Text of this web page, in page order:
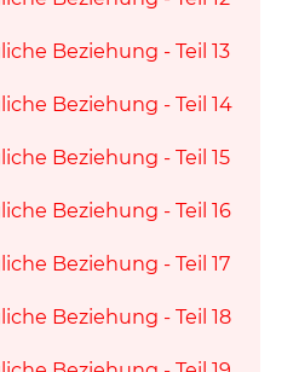
Beziehung - Teil 13
Beziehung - Teil 14
Beziehung - Teil 15
Beziehung - Teil 16
Beziehung - Teil 17
Beziehung - Teil 18